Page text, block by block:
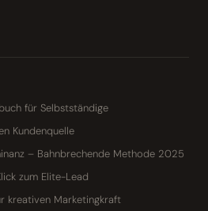
für Selbstständige
Kundenquelle
– Bahnbrechende Methode 2025
zum Elite-Lead
kreativen Marketingkraft